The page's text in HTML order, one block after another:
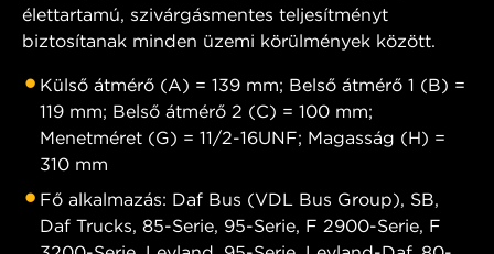
élettartamú, szivárgásmentes teljesítményt
biztosítanak minden üzemi körülmények között.
Külső átmérő (A) = 139 mm; Belső átmérő 1 (B) =
119 mm; Belső átmérő 2 (C) = 100 mm;
Menetméret (G) = 11/2-16UNF; Magasság (H) =
310 mm
Fő alkalmazás: Daf Bus (VDL Bus Group), SB,
Daf Trucks, 85-Serie, 95-Serie, F 2900-Serie, F